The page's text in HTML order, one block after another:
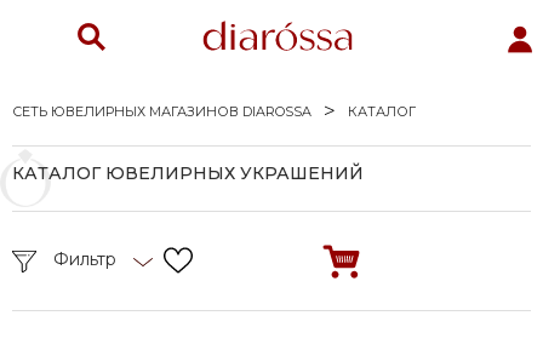
СЕТЬ ЮВЕЛИРНЫХ МАГАЗИНОВ DIAROSSA КАТАЛОГ
КАТАЛОГ ЮВЕЛИРНЫХ УКРАШЕНИЙ
Фильтр